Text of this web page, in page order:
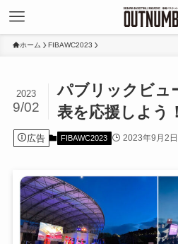
ホーム FIBAWC2023
パブリックビュ
表を応援しよう！
2023
9/02
広告 FIBAWC2023 2023年9月2日